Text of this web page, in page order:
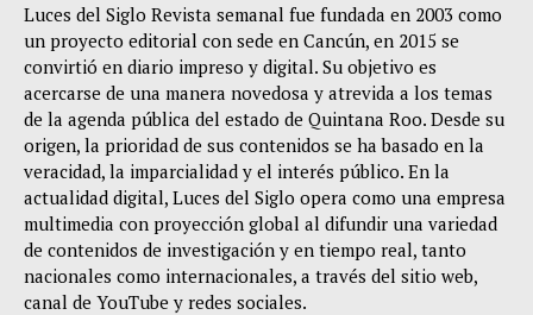
Luces del Siglo Revista semanal fue fundada en 2003 como
un proyecto editorial con sede en Cancún, en 2015 se
convirtió en diario impreso y digital. Su objetivo es
acercarse de una manera novedosa y atrevida a los temas
de la agenda pública del estado de Quintana Roo. Desde su
origen, la prioridad de sus contenidos se ha basado en la
veracidad, la imparcialidad y el interés público. En la
actualidad digital, Luces del Siglo opera como una empresa
multimedia con proyección global al difundir una variedad
de contenidos de investigación y en tiempo real, tanto
nacionales como internacionales, a través del sitio web,
canal de YouTube y redes sociales.